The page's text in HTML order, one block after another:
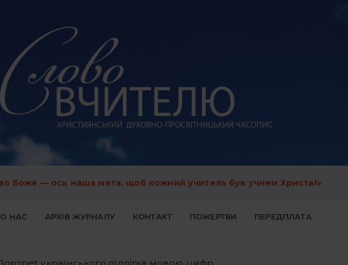
Боже — ось наша мета, щоб кожний учитель був учнем Христа!»
НАС АРХІВ ЖУРНАЛУ КОНТАКТ ПОЖЕРТВИ ПЕРЕДПЛАТА